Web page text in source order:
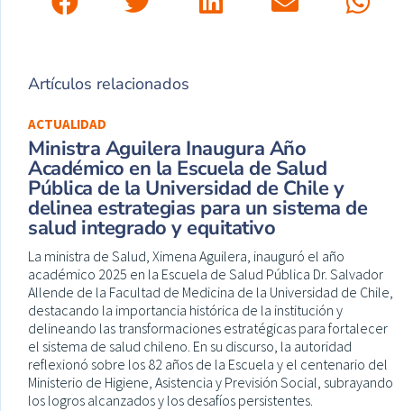
Artículos relacionados
ACTUALIDAD
Ministra Aguilera Inaugura Año
Académico en la Escuela de Salud
Pública de la Universidad de Chile y
delinea estrategias para un sistema de
salud integrado y equitativo
La ministra de Salud, Ximena Aguilera, inauguró el año
académico 2025 en la Escuela de Salud Pública Dr. Salvador
Allende de la Facultad de Medicina de la Universidad de Chile,
destacando la importancia histórica de la institución y
delineando las transformaciones estratégicas para fortalecer
el sistema de salud chileno. En su discurso, la autoridad
reflexionó sobre los 82 años de la Escuela y el centenario del
Ministerio de Higiene, Asistencia y Previsión Social, subrayando
los logros alcanzados y los desafíos persistentes.